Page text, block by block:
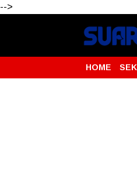
-->
HOME